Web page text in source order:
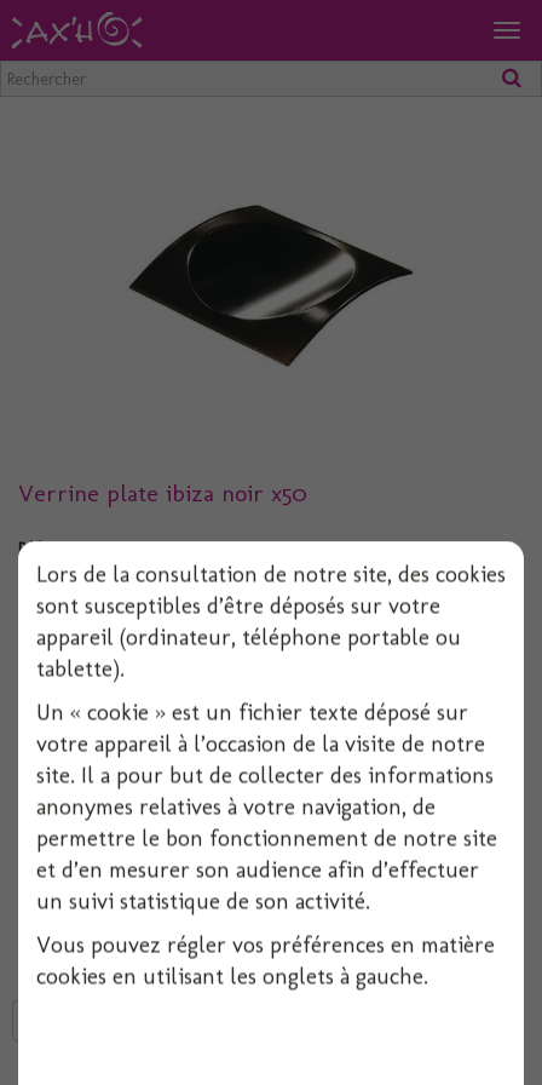
Verrine plate ibiza noir x50
Réf :
Conditionnement : 50
Ajouter à ma liste d'envies
Verrines plates Ibizanoires, en plastique PS (polystyrène), 80x79x10
mm, par lot de
50 unités
Desmini contenantsaux formes ORGANZAaniques et élégantes en
parfaite adéquation avec les saveurs subtiles deverrineset autres
préparations culinaires.
Conçue à partir de matériaux recyclables, cetteamuse bouche Ibiza
convaincra tout ORGANZAanisateur de cocktails.
Lors de la consultation de notre site, des cookies
sont susceptibles d’être déposés sur votre
appareil (ordinateur, téléphone portable ou
tablette).
Un « cookie » est un fichier texte déposé sur
votre appareil à l’occasion de la visite de notre
site. Il a pour but de collecter des informations
anonymes relatives à votre navigation, de
permettre le bon fonctionnement de notre site
et d’en mesurer son audience afin d’effectuer
un suivi statistique de son activité.
Vous pouvez régler vos préférences en matière
cookies en utilisant les onglets à gauche.